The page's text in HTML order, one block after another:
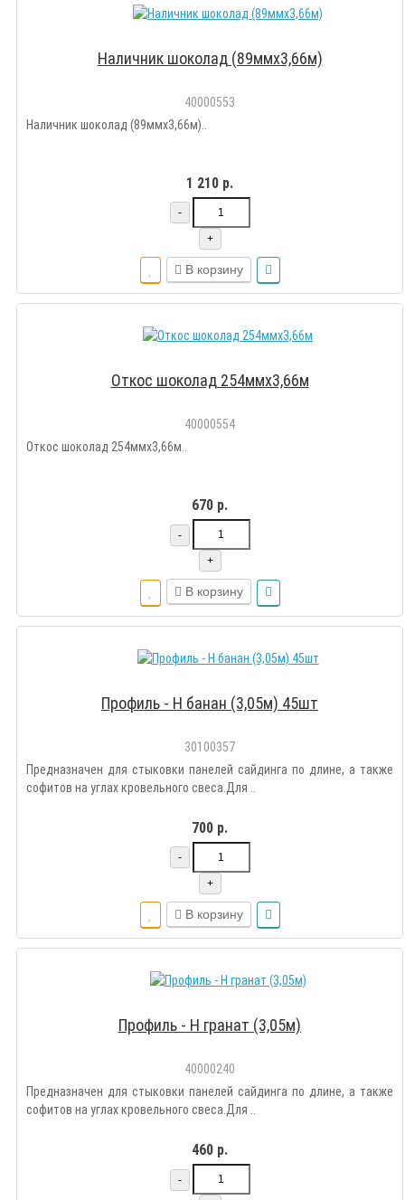
Наличник шоколад (89ммх3,66м)
40000553
Наличник шоколад (89ммх3,66м)..
1 210 р.
-
+
В корзину
Откос шоколад 254ммх3,66м
40000554
Откос шоколад 254ммх3,66м..
670 р.
-
+
В корзину
Профиль - Н банан (3,05м) 45шт
30100357
Предназначен для стыковки панелей сайдинга по длине, а также
софитов на углах кровельного свеса.Для ..
700 р.
-
+
В корзину
Профиль - Н гранат (3,05м)
40000240
Предназначен для стыковки панелей сайдинга по длине, а также
софитов на углах кровельного свеса.Для ..
460 р.
-